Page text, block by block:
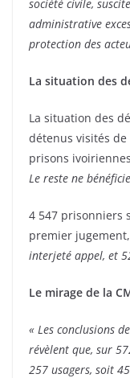
société civile,
administrative
protection des
La situation des
La situation des
détenus visités
prisons ivoiriennes
Le reste ne
4 547 prisonniers
premier jugement,
interjeté appel, et
Le mirage de la
« Les conclusions
révèlent que, sur
257 usagers, soit